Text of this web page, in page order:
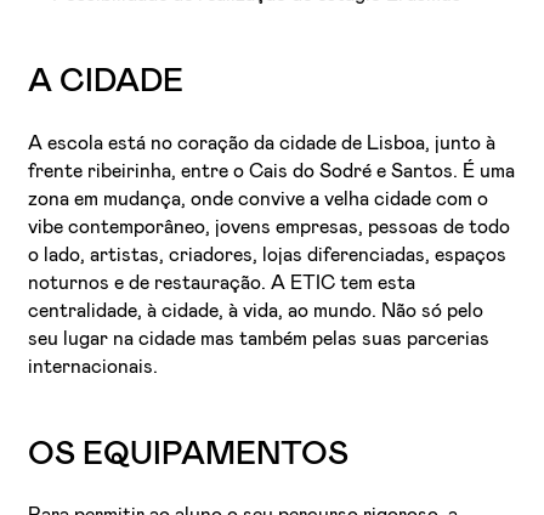
A CIDADE
A escola está no coração da cidade de Lisboa, junto à
frente ribeirinha, entre o Cais do Sodré e Santos. É uma
zona em mudança, onde convive a velha cidade com o
vibe contemporâneo, jovens empresas, pessoas de todo
o lado, artistas, criadores, lojas diferenciadas, espaços
noturnos e de restauração. A ETIC tem esta
centralidade, à cidade, à vida, ao mundo. Não só pelo
seu lugar na cidade mas também pelas suas parcerias
internacionais.
OS EQUIPAMENTOS